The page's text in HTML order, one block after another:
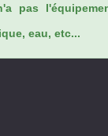
pas
eau, etc...